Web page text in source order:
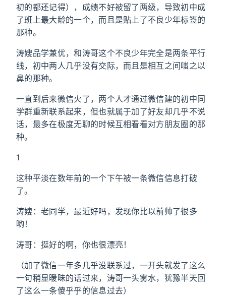
初的都还记得），成绩不好被留了两级，导致初中成
了班上最大龄的一个，而且是贴上了不良少年标签的
那种。
涛嫂品学兼优，和涛哥这个不良少年完全是两条平行
线，初中两人几乎没有交际，而且是相互之间嗤之以
鼻的那种。
一直到后来微信火了，两个人才通过微信建的初中同
学群重新联系起来，但也就属于加了好友却几乎不说
话，最多在极度无聊的时候互相看看对方朋友圈的那
种。
1
这种平淡在数年前的一个下午被一条微信信息打破
了。
涛嫂：老同学，最近好吗，发现你比以前帅了很多
哟！
涛哥：挺好的啊，你也很漂亮！
（加了微信一年多几乎没联系过，一开头就发了这么
一句稍显暧昧的话过来，涛哥一头雾水，犹豫半天回
了这么一条傻乎乎的信息过去）